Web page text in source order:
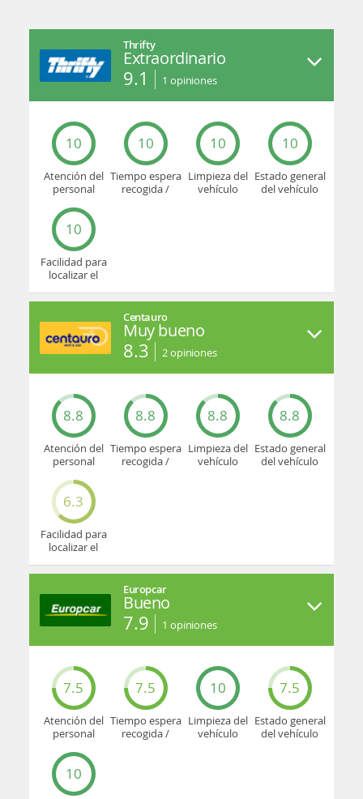
Thrifty
Extraordinario
9.1 1 opiniones
10
Atención del
personal
10
Tiempo espera
recogida /
10
Limpieza del
vehículo
10
Estado general
del vehículo
10
Facilidad para
localizar el
oficina
Centauro
Muy bueno
8.3 2opiniones
8.8
Atención del
personal
8.8
Tiempo espera
recogida /
8.8
Limpieza del
vehículo
8.8
Estado general
del vehículo
6.3
Facilidad para
localizar el
oficina
Europcar
Bueno
7.9 1 opiniones
7.5
Atención del
personal
7.5
Tiempo espera
recogida /
10
Limpieza del
vehículo
7.5
Estado general
del vehículo
10